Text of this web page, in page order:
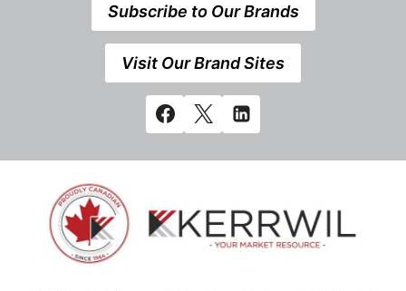
Subscribe to Our Brands
Visit Our Brand Sites